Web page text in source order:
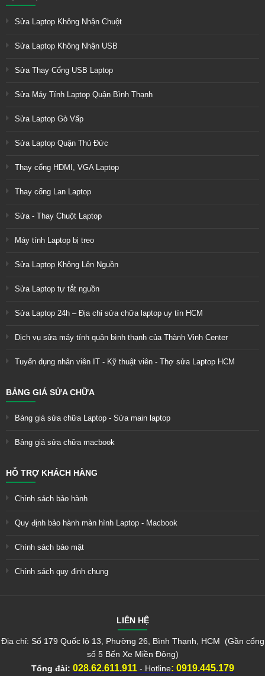
Sửa Laptop Không Nhận Chuột
Sửa Laptop Không Nhận USB
Sửa Thay Cổng USB Laptop
Sửa Máy Tính Laptop Quận Bình Thạnh
Sửa Laptop Gò Vấp
Sửa Laptop Quận Thủ Đức
Thay cổng HDMI, VGA Laptop
Thay cổng Lan Laptop
Sửa - Thay Chuột Laptop
Máy tính Laptop bị treo
Sửa Laptop Không Lên Nguồn
Sửa Laptop tự tắt nguồn
Sửa Laptop 24h – Địa chỉ sửa chữa laptop uy tín HCM
Dịch vụ sửa máy tính quận bình thạnh của Thành Vinh Center
Tuyển dụng nhân viên IT - Kỹ thuật viên - Thợ sửa Laptop HCM
BẢNG GIÁ SỬA CHỮA
Bảng giá sửa chữa Laptop - Sửa main laptop
Bảng giá sửa chữa macbook
HỖ TRỢ KHÁCH HÀNG
Chính sách bảo hành
Quy định bảo hành màn hình Laptop - Macbook
Chính sách bảo mật
Chính sách quy định chung
LIÊN HỆ
Địa chỉ: Số 179 Quốc lộ 13, Phường 26, Bình Thạnh, HCM (Gần cổng
số 5 Bến Xe Miền Đông)
Tổng đài: 028.62.611.911 - Hotline: 0919.445.179